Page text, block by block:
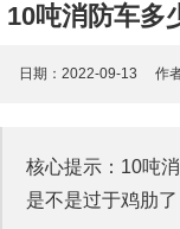
10吨消防车多
日期：2022-09-13 作
核心提示：10吨
是不是过于鸡肋